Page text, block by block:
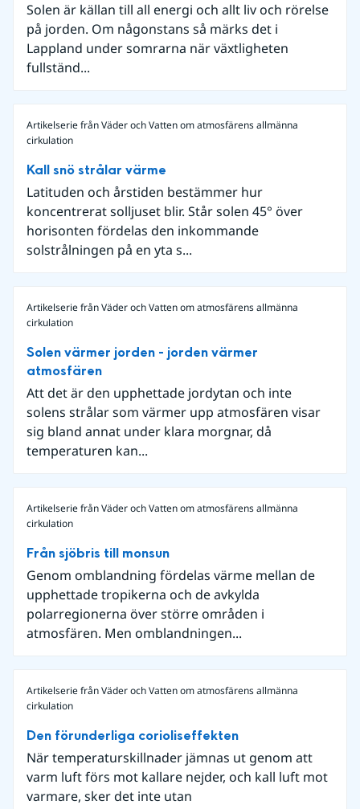
Solen är källan till all energi och allt liv och rörelse
på jorden. Om någonstans så märks det i
Lappland under somrarna när växtligheten
fullständ...
Artikelserie från Väder och Vatten om atmosfärens allmänna
cirkulation
Kall snö strålar värme
Latituden och årstiden bestämmer hur
koncentrerat solljuset blir. Står solen 45° över
horisonten fördelas den inkommande
solstrålningen på en yta s...
Artikelserie från Väder och Vatten om atmosfärens allmänna
cirkulation
Solen värmer jorden - jorden värmer
atmosfären
Att det är den upphettade jordytan och inte
solens strålar som värmer upp atmosfären visar
sig bland annat under klara morgnar, då
temperaturen kan...
Artikelserie från Väder och Vatten om atmosfärens allmänna
cirkulation
Från sjöbris till monsun
Genom omblandning fördelas värme mellan de
upphettade tropikerna och de avkylda
polarregionerna över större områden i
atmosfären. Men omblandningen...
Artikelserie från Väder och Vatten om atmosfärens allmänna
cirkulation
Den förunderliga corioliseffekten
När temperaturskillnader jämnas ut genom att
varm luft förs mot kallare nejder, och kall luft mot
varmare, sker det inte utan